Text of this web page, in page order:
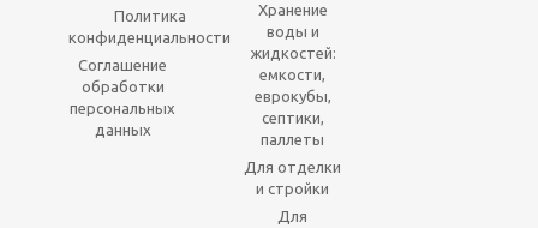
Политика
конфиденциальности
Соглашение
обработки
персональных
данных
Хранение
воды и
жидкостей:
емкости,
еврокубы,
септики,
паллеты
Для отделки
и стройки
Для